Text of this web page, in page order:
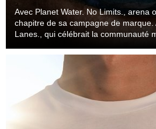
Avec Planet Water. No Limits., arena
chapitre de sa campagne de marque.
Lanes., qui célébrait la communauté
pratique, la marque s'attaque